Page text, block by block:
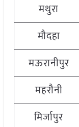
मथुरा
मौदहा
मऊरानीपुर
महरौनी
मिर्जापुर